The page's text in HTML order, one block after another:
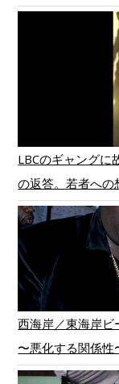
LBCのギャング
の返答。若者への
西海岸／東海岸
〜悪化する関係性